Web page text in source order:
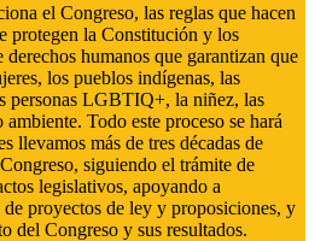
el Congreso, las reglas que hacen
protegen la Constitución y los
derechos humanos que garantizan que
los pueblos indígenas, las
personas LGBTIQ+, la niñez, las
Todo este proceso se hará
llevamos más de tres décadas de
siguiendo el trámite de
legislativos, apoyando a
proyectos de ley y proposiciones, y
del Congreso y sus resultados.